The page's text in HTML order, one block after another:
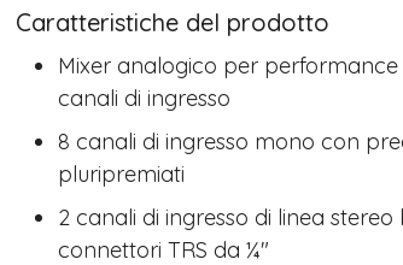
Caratteristiche del prodotto
Mixer analogico per performance
canali di ingresso
8 canali di ingresso mono con
pluripremiati
2 canali di ingresso di linea
connettori TRS da ¼"